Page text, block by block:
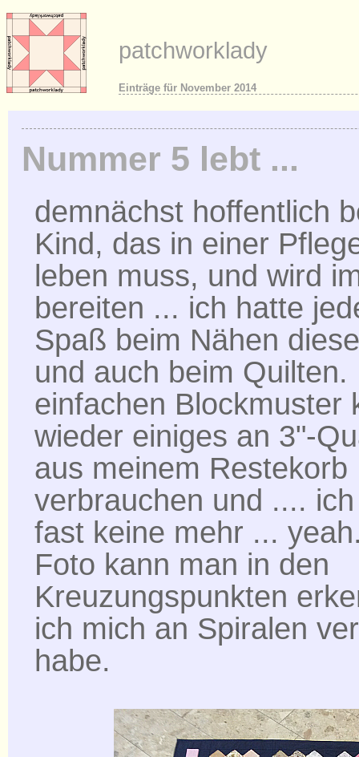
patchworklady
Einträge für November 2014
Nummer 5 lebt ...
demnächst hoffentlich
Kind, das in einer
leben muss, und wird
bereiten ... ich hatte
Spaß beim Nähen
und auch beim Quilten.
einfachen Blockmuster
wieder einiges an 3"-
aus meinem Restekorb
verbrauchen und ....
fast keine mehr ...
Foto kann man in den
Kreuzungspunkten
ich mich an Spiralen
habe.